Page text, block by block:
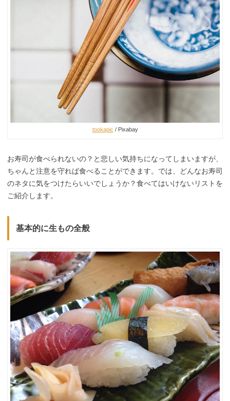
tookapic / Pixabay
お寿司が食べられないの？と悲しい気持ちになってしまいますが、
ちゃんと注意を守れば食べることができます。では、どんなお寿司
のネタに気をつけたらいいでしょうか？食べてはいけないリストを
ご紹介します。
基本的に生もの全般